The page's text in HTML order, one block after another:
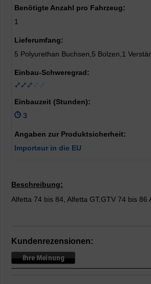
Benötigte Anzahl pro Fahrzeug:
1
Lieferumfang:
5 Polyurethan Buchsen,5 Bolzen,1
Einbau-Schweregrad:
Einbauzeit (Stunden):
3
Angaben zur Produktsicherheit:
Importeur in die EU
Beschreibung:
Alfetta 74 bis 84, Alfetta GT,GTV 74 bis 86
Kundenrezensionen: